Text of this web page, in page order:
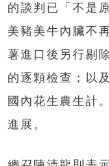
的談判已「不是
美豬美牛內臟不
薯進口後另行剔
的逐顆檢查；以
國內花生農生計
進展。